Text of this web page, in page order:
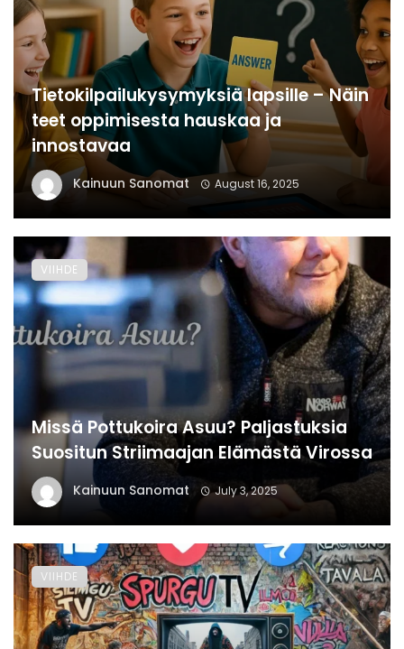
Tietokilpailukysymyksiä lapsille – Näin
teet oppimisesta hauskaa ja
innostavaa
Kainuun Sanomat August 16, 2025
Missä Pottukoira Asuu? Paljastuksia
Suositun Striimaajan Elämästä Virossa
Kainuun Sanomat July 3, 2025
VIIHDE
VIIHDE